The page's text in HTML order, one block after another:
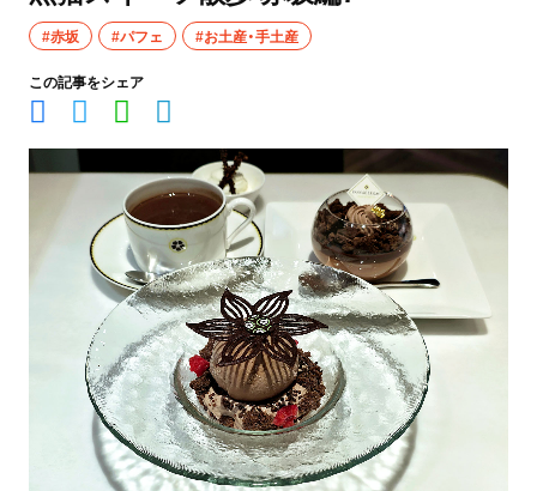
#赤坂 #パフェ #お土産・手土産
この記事をシェア